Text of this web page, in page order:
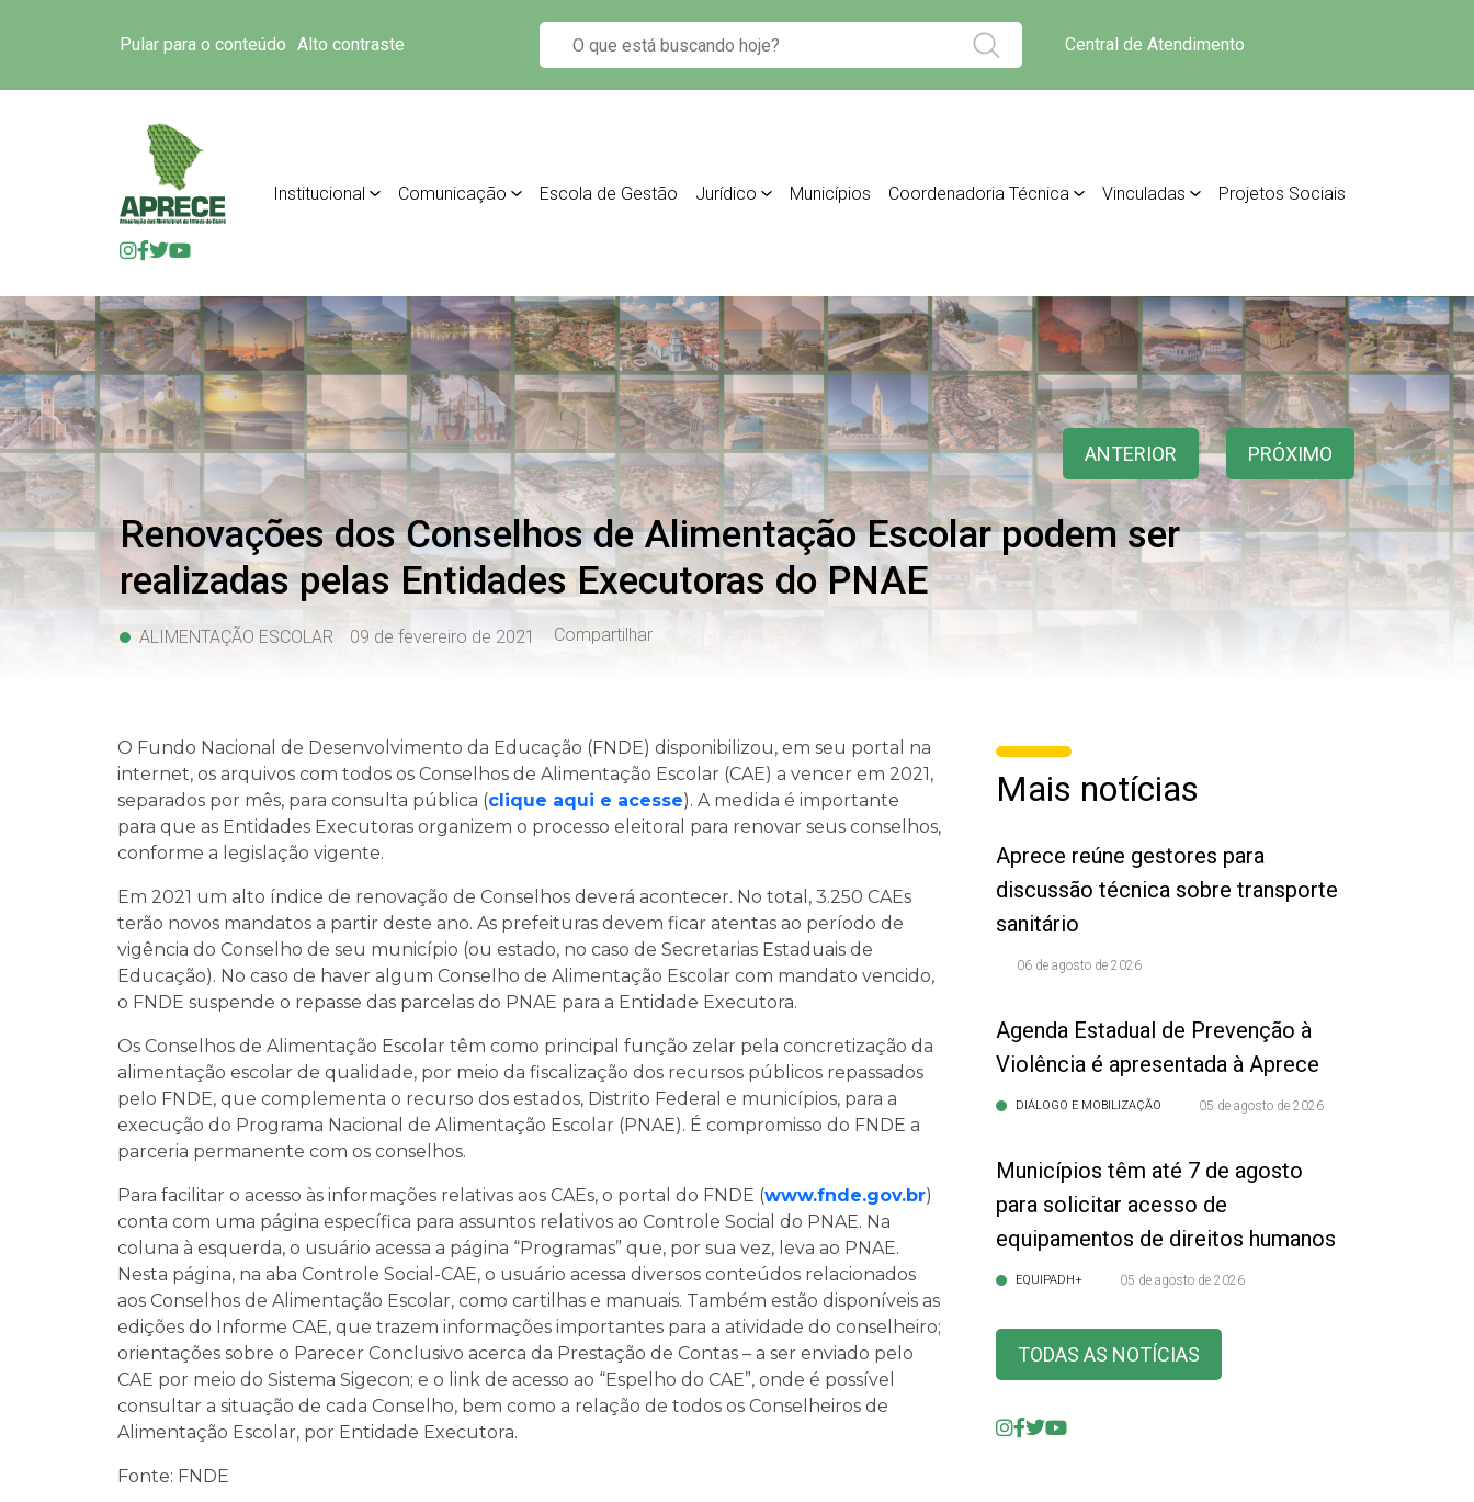
Pular para o conteúdo Alto contraste Central de Atendimento
Institucional Comunicação Escola de Gestão Jurídico Municípios Coordenadoria Técnica Vinculadas Projetos Sociais
ANTERIOR PRÓXIMO
Renovações dos Conselhos de Alimentação Escolar podem ser
realizadas pelas Entidades Executoras do PNAE
ALIMENTAÇÃO ESCOLAR 09 de fevereiro de 2021 Compartilhar
O Fundo Nacional de Desenvolvimento da Educação (FNDE) disponibilizou, em seu portal na
internet, os arquivos com todos os Conselhos de Alimentação Escolar (CAE) a vencer em 2021,
separados por mês, para consulta pública (clique aqui e acesse). A medida é importante
para que as Entidades Executoras organizem o processo eleitoral para renovar seus conselhos,
conforme a legislação vigente.
Em 2021 um alto índice de renovação de Conselhos deverá acontecer. No total, 3.250 CAEs
terão novos mandatos a partir deste ano. As prefeituras devem ficar atentas ao período de
vigência do Conselho de seu município (ou estado, no caso de Secretarias Estaduais de
Educação). No caso de haver algum Conselho de Alimentação Escolar com mandato vencido,
o FNDE suspende o repasse das parcelas do PNAE para a Entidade Executora.
Os Conselhos de Alimentação Escolar têm como principal função zelar pela concretização da
alimentação escolar de qualidade, por meio da fiscalização dos recursos públicos repassados
pelo FNDE, que complementa o recurso dos estados, Distrito Federal e municípios, para a
execução do Programa Nacional de Alimentação Escolar (PNAE). É compromisso do FNDE a
parceria permanente com os conselhos.
Para facilitar o acesso às informações relativas aos CAEs, o portal do FNDE (www.fnde.gov.br)
conta com uma página específica para assuntos relativos ao Controle Social do PNAE. Na
coluna à esquerda, o usuário acessa a página “Programas” que, por sua vez, leva ao PNAE.
Nesta página, na aba Controle Social-CAE, o usuário acessa diversos conteúdos relacionados
aos Conselhos de Alimentação Escolar, como cartilhas e manuais. Também estão disponíveis as
edições do Informe CAE, que trazem informações importantes para a atividade do conselheiro;
orientações sobre o Parecer Conclusivo acerca da Prestação de Contas – a ser enviado pelo
CAE por meio do Sistema Sigecon; e o link de acesso ao “Espelho do CAE”, onde é possível
consultar a situação de cada Conselho, bem como a relação de todos os Conselheiros de
Alimentação Escolar, por Entidade Executora.
Fonte: FNDE
Mais notícias
Aprece reúne gestores para
discussão técnica sobre transporte
sanitário
06 de agosto de 2026
Agenda Estadual de Prevenção à
Violência é apresentada à Aprece
DIÁLOGO E MOBILIZAÇÃO 05 de agosto de 2026
Municípios têm até 7 de agosto
para solicitar acesso de
equipamentos de direitos humanos
EQUIPADH+ 05 de agosto de 2026
TODAS AS NOTÍCIAS